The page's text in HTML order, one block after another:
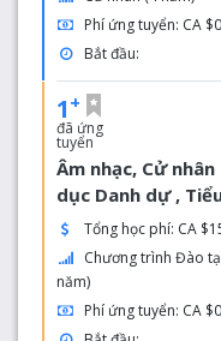
Phí ứng tuyển: CA $0
Bắt đầu:
1 +
đã ứng
tuyển
Âm nhạc, Cử
dục Danh dự ,
Tổng học phí: CA
Chương trình Đào
năm)
Phí ứng tuyển: CA $0